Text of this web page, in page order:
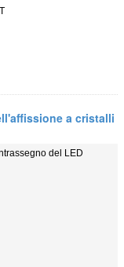
a cristalli
del LED